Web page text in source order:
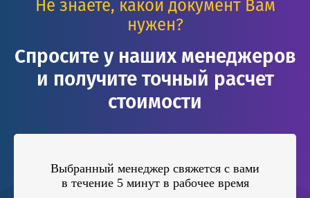
Не знаете, какой документ Вам
нужен?
Спросите у наших менеджеров
и получите точный расчет
стоимости
Выбранный менеджер свяжется с вами
в течение 5 минут в рабочее время